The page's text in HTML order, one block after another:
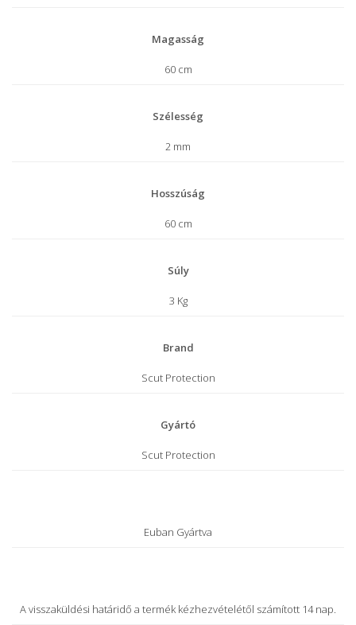
Magasság
60 cm
Szélesség
2 mm
Hosszúság
60 cm
Súly
3 Kg
Brand
Scut Protection
Gyártó
Scut Protection
Euban Gyártva
A visszaküldési határidő a termék kézhezvételétől számított 14 nap.